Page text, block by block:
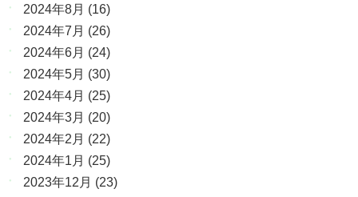
2024年8月 (16)
2024年7月 (26)
2024年6月 (24)
2024年5月 (30)
2024年4月 (25)
2024年3月 (20)
2024年2月 (22)
2024年1月 (25)
2023年12月 (23)